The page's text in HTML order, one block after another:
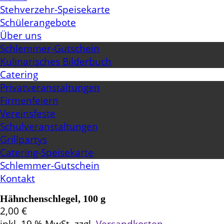
Stehverzehr-Speisekarte
Schülerangebote
Über uns
Schlemmer-Gutschein
Kulinarisches Bilderbuch
Catering
Privatveranstaltungen
Firmenfeiern
Vereinsfeste
Schulveranstaltungen
Grillpartys
Catering-Speisekarte
Schlemmer-Gutschein
Kontakt
Hähnchenschlegel, 100 g
2,00 €